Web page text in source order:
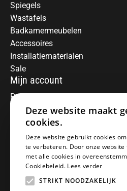
Spiegels
Wastafels
Badkamermeubelen
Accessoires
Installatiematerialen
Sale
Mijn account
Registreren
Mijn bestellingen
Informatie
Over ons
Algemene voorwaarden
Disclaimer
Privacy Policy
Betaalmethoden
Deze website maakt
cookies.
Deze website gebruikt cookies
te verbeteren. Door onze
met alle cookies in
Cookiebeleid. Lees verder
STRIKT NOODZAKELIJK